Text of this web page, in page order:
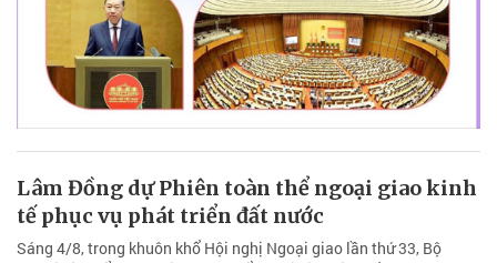
Lâm Đồng dự Phiên toàn thể ngoại giao kinh
tế phục vụ phát triển đất nước
Sáng 4/8, trong khuôn khổ Hội nghị Ngoại giao lần thứ 33, Bộ